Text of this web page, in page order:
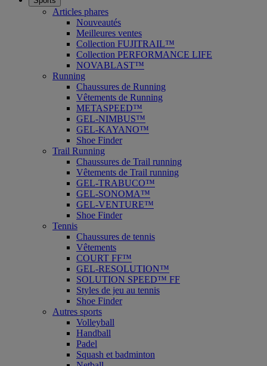
Articles phares
Nouveautés
Meilleures ventes
Collection FUJITRAIL™
Collection PERFORMANCE LIFE
NOVABLAST™
Running
Chaussures de Running
Vêtements de Running
METASPEED™
GEL-NIMBUS™
GEL-KAYANO™
Shoe Finder
Trail Running
Chaussures de Trail running
Vêtements de Trail running
GEL-TRABUCO™
GEL-SONOMA™
GEL-VENTURE™
Shoe Finder
Tennis
Chaussures de tennis
Vêtements
COURT FF™
GEL-RESOLUTION™
SOLUTION SPEED™ FF
Styles de jeu au tennis
Shoe Finder
Autres sports
Volleyball
Handball
Padel
Squash et badminton